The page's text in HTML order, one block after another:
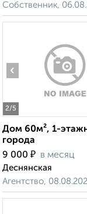
Собственник,
2/5
‹
Дом 60м², 1-
города
9 000 ₽ в месяц
Деснянская
Агентство,